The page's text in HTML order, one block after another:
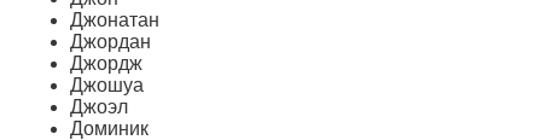
Джонатан
Джордан
Джордж
Джошуа
Джоэл
Доминик